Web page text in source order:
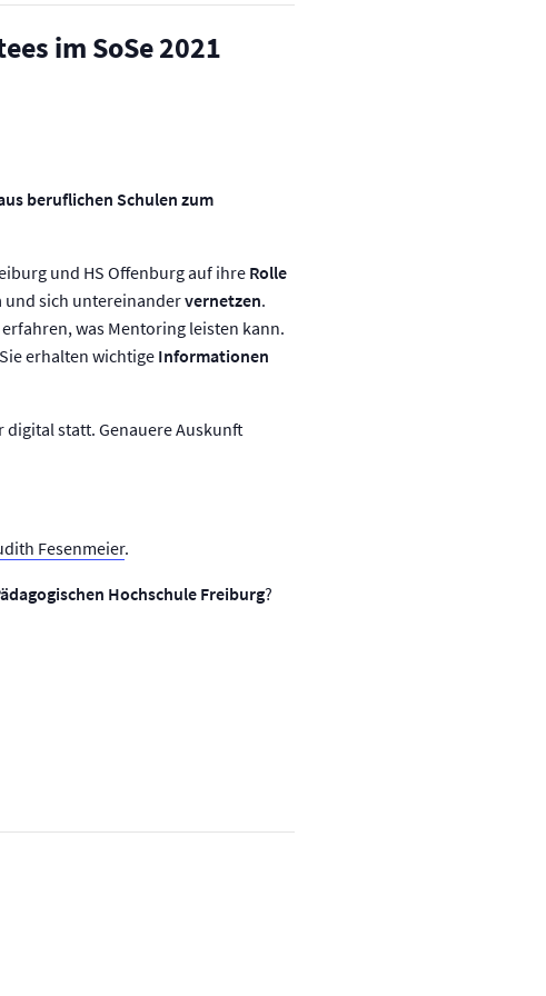
im SoSe 2021
beruflichen Schulen zum
und HS Offenburg auf ihre Rolle
und sich untereinandervernetzen.
was Mentoring leisten kann.
erhalten wichtige Informationen
digital statt. Genauere Auskunft
Fesenmeier.
Hochschule Freiburg?